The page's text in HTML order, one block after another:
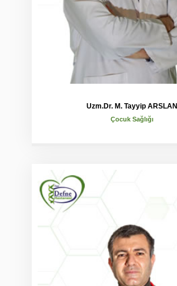
Uzm.Dr. M. Tayyip ARSLAN
Çocuk Sağlığı